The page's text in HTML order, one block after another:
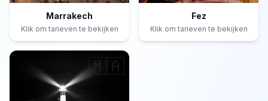
Marrakech
Klik om tarieven te bekijken
Fez
Klik om tarieven te bekijken
🇲🇦